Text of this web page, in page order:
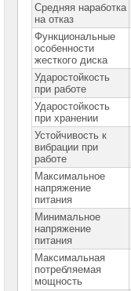
Компоненты
компьютеров
Компоненты
серверов
Серверные
платформы
Серверные
материнские
платы
Серверные
корпуса
Серверные
процессоры
Серверная
память
Средняя наработка
на отказ
Функциональные
особенности
жесткого диска
Ударостойкость
при работе
Ударостойкость
при хранении
Устойчивость к
вибрации при
работе
Максимальное
напряжение
питания
Минимальное
напряжение
питания
Максимальная
потребляемая
мощность